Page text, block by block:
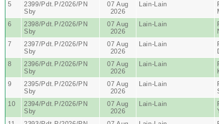
5
2399/Pdt.P/2026/PN
Sby
07 Aug
2026
Lain-Lain
6
2398/Pdt.P/2026/PN
Sby
07 Aug
2026
Lain-Lain
7
2397/Pdt.P/2026/PN
Sby
07 Aug
2026
Lain-Lain
8
2396/Pdt.P/2026/PN
Sby
07 Aug
2026
Lain-Lain
9
2395/Pdt.P/2026/PN
Sby
07 Aug
2026
Lain-Lain
10
2394/Pdt.P/2026/PN
Sby
07 Aug
2026
Lain-Lain